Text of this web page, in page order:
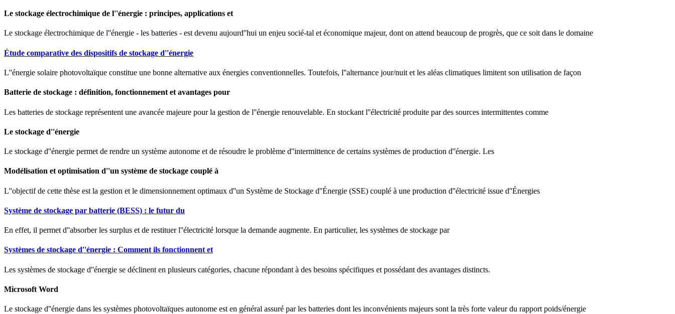
Le stockage électrochimique de l''énergie : principes, applications et
Le stockage électrochimique de l''énergie - les batteries - est devenu aujourd''hui un enjeu socié-tal et économique majeur, dont on attend beaucoup de progrès, que ce soit dans le domaine
Étude comparative des dispositifs de stockage d''énergie
L''énergie solaire photovoltaïque constitue une bonne alternative aux énergies conventionnelles. Toutefois, l''alternance jour/nuit et les aléas climatiques limitent son utilisation de façon
Batterie de stockage : définition, fonctionnement et avantages pour
Les batteries de stockage représentent une avancée majeure pour la gestion de l''énergie renouvelable. En stockant l''électricité produite par des sources intermittentes comme
Le stockage d''énergie
Le stockage d''énergie permet de rendre un système autonome et de résoudre le problème d''intermittence de certains systèmes de production d''énergie. Les
Modélisation et optimisation d''un système de stockage couplé à
L''objectif de cette thèse est la gestion et le dimensionnement optimaux d''un Système de Stockage d''Énergie (SSE) couplé à une production d''électricité issue d''Énergies
Système de stockage par batterie (BESS) : le futur du
En effet, il permet d''absorber les surplus et de restituer l''électricité lorsque la demande augmente. En particulier, les systèmes de stockage par
Systèmes de stockage d''énergie : Comment ils fonctionnent et
Les systèmes de stockage d''énergie se déclinent en plusieurs catégories, chacune répondant à des besoins spécifiques et possédant des avantages distincts.
Microsoft Word
Le stockage d''énergie dans les systèmes photovoltaïques autonome est en général assuré par les batteries dont les inconvénients majeurs sont la très forte valeur du rapport poids/énergie